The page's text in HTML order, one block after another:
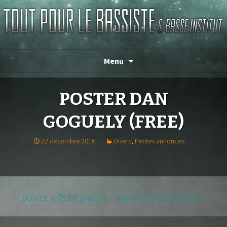
TOUT POUR LE BASSISTE
Menu
POSTER DAN
GOGUELY (FREE)
22 décembre 2016 Divers, Petites annonces
NAVIGATION
← poster, affiche gratuit markbass compressor →